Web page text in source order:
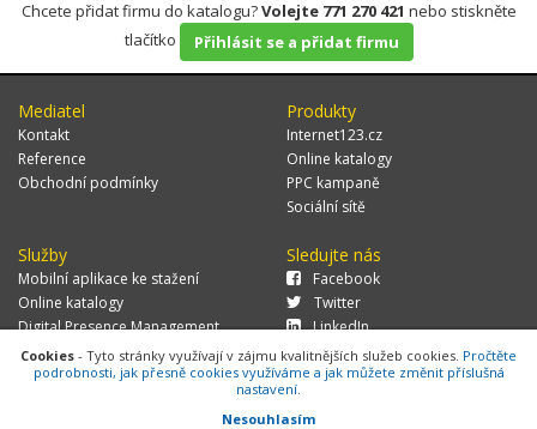
Chcete přidat firmu do katalogu?Volejte 771 270 421 nebo stiskněte
tlačítko
Přihlásit se a přidat firmu
Mediatel
Kontakt
Reference
Obchodní podmínky
Produkty
Internet123.cz
Online katalogy
PPC kampaně
Sociální sítě
Služby
Mobilní aplikace ke stažení
Online katalogy
Digital Presence Management
Více zákazníků
Sledujte nás
Facebook
Twitter
LinkedIn
© 2026 MEDIATEL CZ, s.r.o.,Za Potokem 46/4, 106 00 Praha 10, tel.:
Cookies - Tyto stránky využívají v zájmu kvalitnějších služeb cookies. Pročtěte
podrobnosti, jak přesně cookies využíváme a jak můžete změnit příslušná
nastavení.
Nesouhlasím